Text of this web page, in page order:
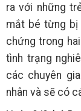
ra với những
mắt bé từng bị
chứng trong
tình trạng
các chuyên
nhân và sẽ có